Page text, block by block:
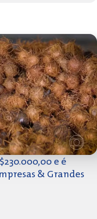
e é
& Grandes